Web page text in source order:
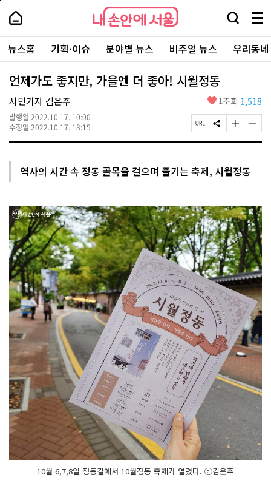
본
로
가
내
손
안
에
서
울
-
서
울
시
대
표
소
포
내
손
에
울
검
창
열
기
메
뉴
전
체
보
주
요
서
뉴스홈 기획·이슈 분야별 뉴스 비주얼 뉴스 우리동
언제가도 좋지만, 가을엔 더 좋아! 시월정동
시민기자 김은주
발행일 2022.10.17. 10:00
수정일 2022.10.17. 18:15
좋
요
1조회 1,518
페
이
R
L
S
N
유
하
글
자
크
게
하
기
글
자
하
기
역사의 시간 속 정동 골목을 걸으며 즐기는 축제, 시월정동
10월 6,7,8일 정동길에서 10월정동 축제가 열렸다. ⓒ김은주
페
상
단
로